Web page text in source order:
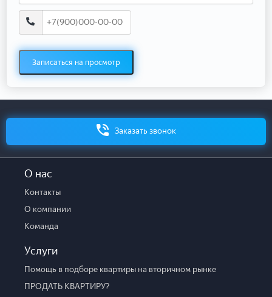
Записаться на просмотр
Заказать звонок
О нас
Контакты
О компании
Команда
Услуги
Помощь в подборе квартиры на вторичном рынке
ПРОДАТЬ КВАРТИРУ?